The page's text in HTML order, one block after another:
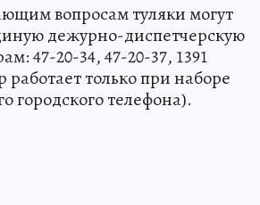
вопросам туляки могут
дежурно-диспетчерскую
47-20-34, 47-20-37, 1391
только при наборе
городского телефона).